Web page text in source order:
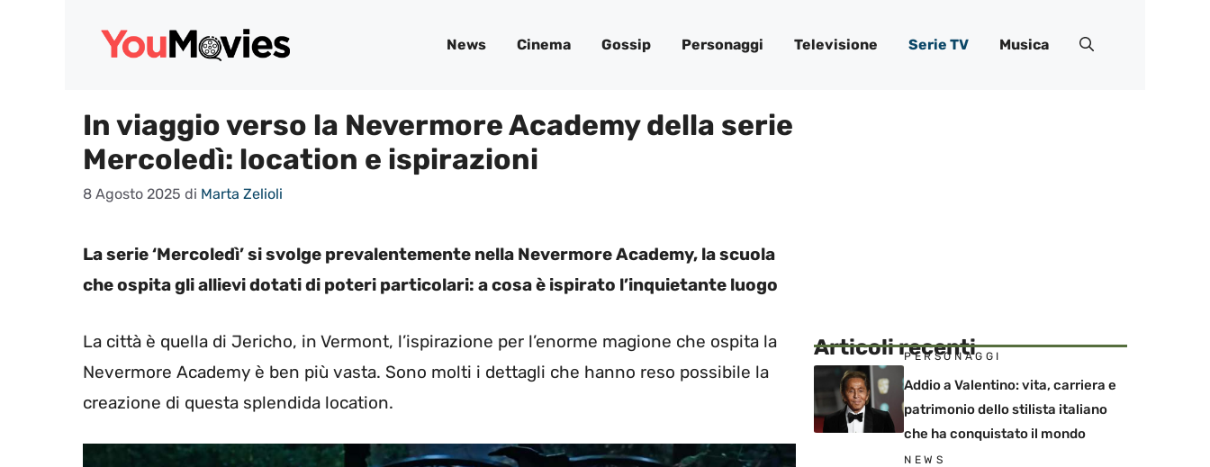
News Cinema Gossip Personaggi Televisione Serie TV Musica
In viaggio verso la Nevermore Academy della serie
Mercoledì: location e ispirazioni
8 Agosto 2025 di Marta Zelioli
La serie ‘Mercoledì’ si svolge prevalentemente nella Nevermore Academy, la scuola
che ospita gli allievi dotati di poteri particolari: a cosa è ispirato l’inquietante luogo
La città è quella di Jericho, in Vermont, l’ispirazione per l’enorme magione che ospita la
Nevermore Academy è ben più vasta. Sono molti i dettagli che hanno reso possibile la
creazione di questa splendida location.
Articoli recenti
PERSONAGGI
Addio a Valentino: vita, carriera e
patrimonio dello stilista italiano
che ha conquistato il mondo
NEWS